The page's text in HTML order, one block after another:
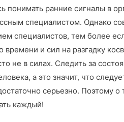
понимать ранние сигналы в
специалистом. Однако
специалистов, тем более
времени и сил на разгадку
не в силах. Следить за
а это значит, что
серьезно. Поэтому о
каждый!